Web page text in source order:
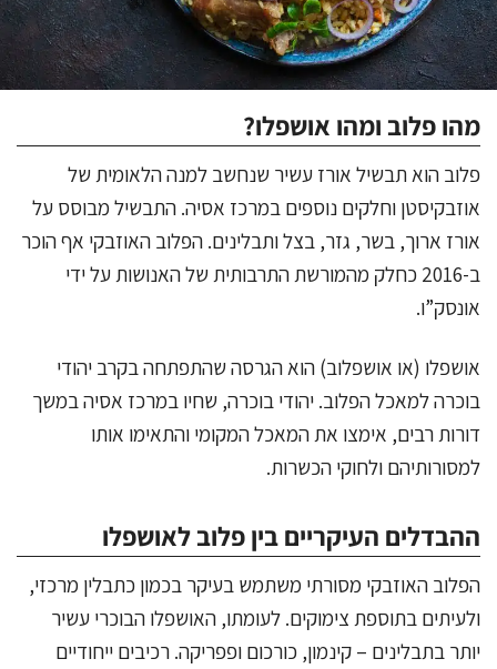
מהו פלוב ומהו אושפלו?
פלוב הוא תבשיל אורז עשיר שנחשב למנה הלאומית של
אוזבקיסטן וחלקים נוספים במרכז אסיה. התבשיל מבוסס על
אורז ארוך, בשר, גזר, בצל ותבלינים. הפלוב האוזבקי אף הוכר
ב-2016 כחלק מהמורשת התרבותית של האנושות על ידי
אונסק”ו.
אושפלו (או אושפלוב) הוא הגרסה שהתפתחה בקרב יהודי
בוכרה למאכל הפלוב. יהודי בוכרה, שחיו במרכז אסיה במשך
דורות רבים, אימצו את המאכל המקומי והתאימו אותו
למסורותיהם ולחוקי הכשרות.
ההבדלים העיקריים בין פלוב לאושפלו
הפלוב האוזבקי מסורתי משתמש בעיקר בכמון כתבלין מרכזי,
ולעיתים בתוספת צימוקים. לעומתו, האושפלו הבוכרי עשיר
יותר בתבלינים – קינמון, כורכום ופפריקה. רכיבים ייחודיים